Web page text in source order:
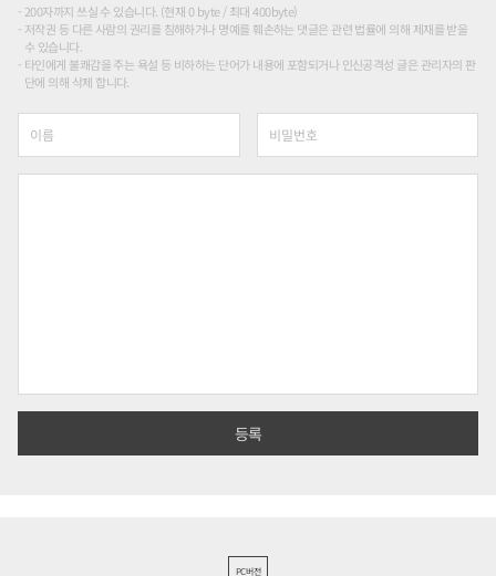
200자까지 쓰실 수 있습니다. (현재 0 byte / 최대 400byte)
저작권 등 다른 사람의 권리를 침해하거나 명예를 훼손하는 댓글은 관련 법률에 의해 제재를 받을
수 있습니다.
타인에게 불쾌감을 주는 욕설 등 비하하는 단어가 내용에 포함되거나 인신공격성 글은 관리자의 판
단에 의해 삭제 합니다.
PC버전